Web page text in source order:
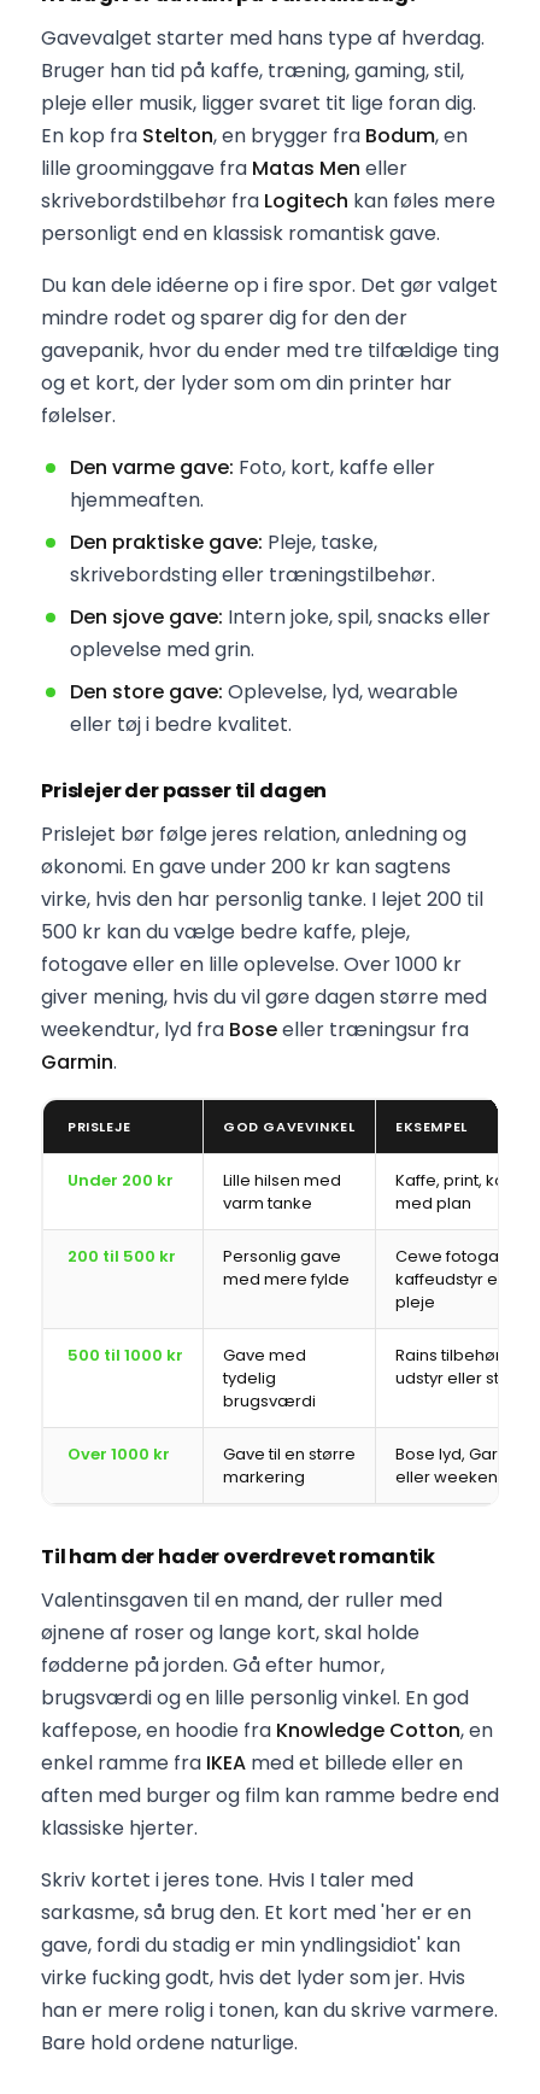
Gavevalget starter med hans type af hverdag.
Bruger han tid på kaffe, træning, gaming, stil,
pleje eller musik, ligger svaret tit lige foran dig.
En kop fra Stelton, en brygger fra Bodum, en
lille groominggave fra Matas Men eller
skrivebordstilbehør fra Logitech kan føles mere
personligt end en klassisk romantisk gave.
Du kan dele idéerne op i fire spor. Det gør valget
mindre rodet og sparer dig for den der
gavepanik, hvor du ender med tre tilfældige ting
og et kort, der lyder som om din printer har
følelser.
Den varme gave: Foto, kort, kaffe eller
hjemmeaften.
Den praktiske gave: Pleje, taske,
skrivebordsting eller træningstilbehør.
Den sjove gave: Intern joke, spil, snacks eller
oplevelse med grin.
Den store gave: Oplevelse, lyd, wearable
eller tøj i bedre kvalitet.
Prislejer der passer til dagen
Prislejet bør følge jeres relation, anledning og
økonomi. En gave under 200 kr kan sagtens
virke, hvis den har personlig tanke. I lejet 200 til
500 kr kan du vælge bedre kaffe, pleje,
fotogave eller en lille oplevelse. Over 1000 kr
giver mening, hvis du vil gøre dagen større med
weekendtur, lyd fra Boseeller træningsur fra
Garmin.
PRISLEJE GOD GAVEVINKEL EKSEMPEL
Under 200 kr
Lille hilsen med
varm tanke
Kaffe, print, kort
med plan
200 til 500 kr
Personlig gave
med mere fylde
Cewe fotogave,
kaffeudstyr eller
pleje
500 til 1000 kr
Gave med
tydelig
brugsværdi
Rains tilbehør,
udstyr eller større
Over 1000 kr
Gave til en større
markering
Bose lyd, Garmin
eller weekendtur
Til ham der hader overdrevet romantik
Valentinsgaven til en mand, der ruller med
øjnene af roser og lange kort, skal holde
fødderne på jorden. Gå efter humor,
brugsværdi og en lille personlig vinkel. En god
kaffepose, en hoodie fra Knowledge Cotton, en
enkel ramme fra IKEA med et billede eller en
aften med burger og film kan ramme bedre end
klassiske hjerter.
Skriv kortet i jeres tone. Hvis I taler med
sarkasme, så brug den. Et kort med 'her er en
gave, fordi du stadig er min yndlingsidiot' kan
virke fucking godt, hvis det lyder som jer. Hvis
han er mere rolig i tonen, kan du skrive varmere.
Bare hold ordene naturlige.